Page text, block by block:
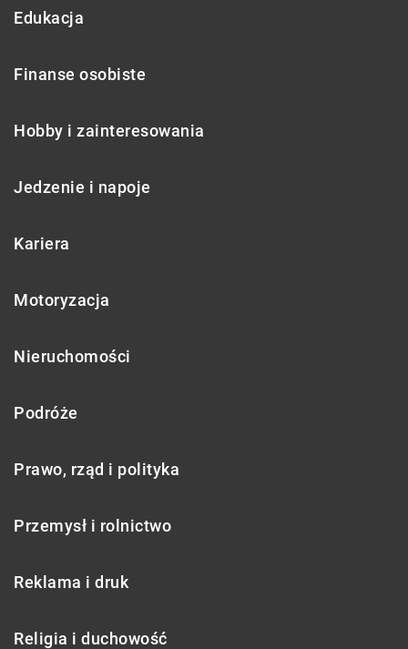
Edukacja
Finanse osobiste
Hobby i zainteresowania
Jedzenie i napoje
Kariera
Motoryzacja
Nieruchomości
Podróże
Prawo, rząd i polityka
Przemysł i rolnictwo
Reklama i druk
Religia i duchowość